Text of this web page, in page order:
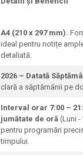
A4 (210 x 297 mm).
ideal pentru notițe
detaliată.
2026 – Datată
clară a săptămânii pe
Interval orar 7:00 –
jumătate de oră (Luni -
pentru programări
timpului.